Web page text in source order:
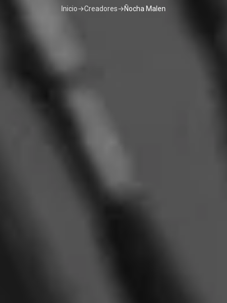
Inicio→Creadores→Ñocha Malen